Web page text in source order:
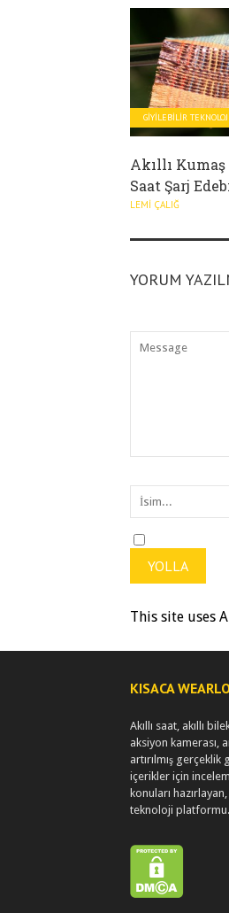
GIYILEBILIR TEKNOLOJI
Akıllı
Saat Şarj
LEMI ÇALIĞ
YORUM
This site uses
KISACA
Akıllı saat, akıllı
aksiyon kamerası,
artırılmış
içerikler için
konuları
teknoloji platformu.